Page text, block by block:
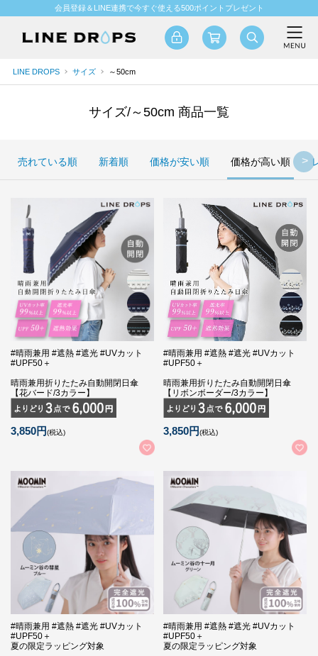
会員登録＆LINE連携で今すぐ使える500ポイントプレゼント
LINE DROPS サイズ ～50cm
サイズ/～50cm 商品一覧
売れている順 新着順 価格が安い順 価格が高い順
#晴雨兼用 #遮熱 #遮光 #UVカット
#UPF50＋
晴雨兼用折りたたみ自動開閉日傘
【花バード/3カラー】
3,850円(税込)
#晴雨兼用 #遮熱 #遮光 #UVカット
#UPF50＋
晴雨兼用折りたたみ自動開閉日傘
【リボンボーダー/3カラー】
3,850円(税込)
#晴雨兼用 #遮熱 #遮光 #UVカット
#UPF50＋
夏の限定ラッピング対象
#晴雨兼用 #遮熱 #遮光 #UVカット
#UPF50＋
夏の限定ラッピング対象